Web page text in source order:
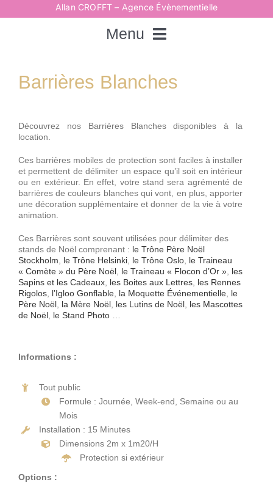
au
Allan CROFFT – Agence Évènementielle
Menu
Rechercher:
Accueil
Spectacles
Techniques
Animations
Décorations
Devis
Barrières Blanches
Découvrez nos Barrières Blanches disponibles à la
location.
Ces barrières mobiles de protection sont faciles à installer
et permettent de délimiter un espace qu’il soit en intérieur
ou en extérieur. En effet, votre stand sera agrémenté de
barrières de couleurs blanches qui vont, en plus, apporter
une décoration supplémentaire et donner de la vie à votre
animation.
Ces Barrières sont souvent utilisées pour délimiter des
stands de Noël comprenant : le Trône Père Noël
Stockholm
le Trône Helsinki, le Trône Oslo, le Traineau
« Comète » du Père Noël, le Traineau « Flocon d’Or », les
Sapins et les Cadeaux, les Boites aux Lettres, les Rennes
Rigolos, l’Igloo Gonflable, la Moquette Événementielle, le
Père Noël, la Mère Noël, les Lutins de Noël, les Mascottes
de Noël, le Stand Photo…
Informations :
Tout public
Formule : Journée, Week-end, Semaine ou au
Mois
Installation : 15 Minutes
Dimensions 2m x 1m20/H
Protection si extérieur
Options :